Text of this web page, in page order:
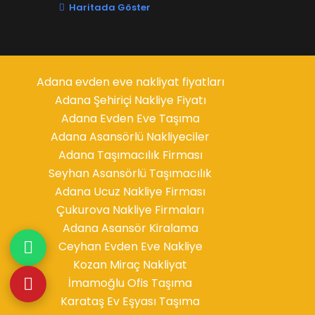
Haritada Göster
Adana evden eve nakliyat fiyatları
Adana Şehiriçi Nakliye Fiyatı
Adana Evden Eve Taşıma
Adana Asansörlü Nakliyeciler
Adana Taşımacılık Firması
Seyhan Asansörlü Taşımacılık
Adana Ucuz Nakliye Firması
Çukurova Nakliye Firmaları
Adana Asansör Kiralama
Ceyhan Evden Eve Nakliye
Kozan Miraç Nakliyat
İmamoğlu Ofis Taşıma
Karataş Ev Eşyası Taşıma